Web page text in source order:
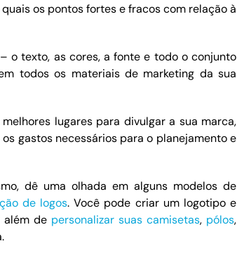
os pontos fortes e fracos com relação à
o texto, as cores, a fonte e todo o conjunto
todos os materiais de marketing da sua
lugares para divulgar a sua marca,
gastos necessários para o planejamento e
dê uma olhada em alguns modelos de
de logos. Você pode criar um logotipo e
além de personalizar suas camisetas, pólos,